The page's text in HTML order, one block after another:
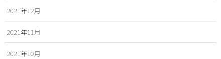
2021年12月
2021年11月
2021年10月